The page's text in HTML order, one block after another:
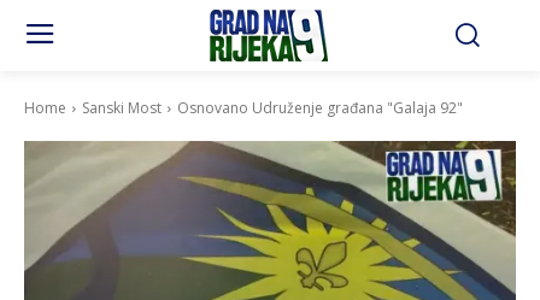
Home Sanski Most Osnovano Udruženje građana "Galaja 92"